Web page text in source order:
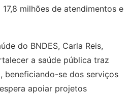
milhões de atendimentos e
do BNDES, Carla Reis,
a saúde pública traz
beneficiando-se dos serviços
apoiar projetos